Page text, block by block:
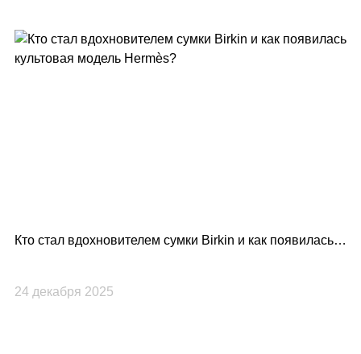
Кто стал вдохновителем сумки Birkin и как появилась
24 декабря 2025